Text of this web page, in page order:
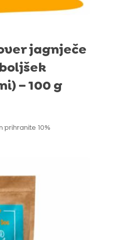
jagnječe
– 100 g
prihranite 10%